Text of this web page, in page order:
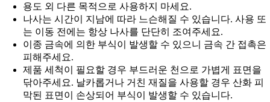
용도 외 다른 목적으로 사용하지 마세요.
나사는 시간이 지남에 따라 느슨해질 수 있습니다. 사용 또
는 이동 전에는 항상 나사를 단단히 조여주세요.
이종 금속에 의한 부식이 발생할 수 있으니 금속 간 접촉은
피해주세요.
제품 세척이 필요할 경우 부드러운 천으로 가볍게 표면을
닦아주세요. 날카롭거나 거친 재질을 사용할 경우 산화 피
막된 표면이 손상되어 부식이 발생할 수 있습니다.